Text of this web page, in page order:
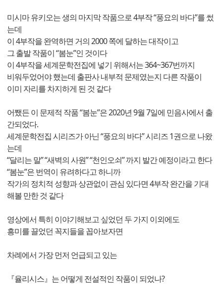
미시마 유키오는 생의 마지막 작품으로 4부작 “풍요의 바다”를 썼
는데
이 4부작을 완역하면 거의 2000 쪽에 달하는 대작이고
그 출발 작품이 “봄눈”인 것이다
이 4부작을 세계문학전집에 넣기 위해서는 364~367번까지
비워두었어야 했는데 출판사 내부적 문제였는지 다른 작품이
이미 자리를 차지하게 된 것 같다
어쨌든 이 문제적 작품 “봄눈”은 2020년 9월 7일에 민음사에서 출
간되었다.
세계문학전집 시리즈가 아닌 “풍요의 바다” 시리즈 1권으로 나왔
는데
“달리는 말” “새벽의 사원” “천인오쇠” 까지 발간 예정이라고 한다
“봄눈”은 번역이 유려하다고 하니까
작가의 정치적 성향과 상관없이 관심 있다면 4부작 완간을 기대
해볼 만한 것 같다
영상에서 특히 이야기해보고 싶었던 두 가지 이외에도
흥미를 끌었던 꼭지들을 꼽아보자면
차례에서 가장 먼저 언급되고 있는
『율리시스』는 어떻게 전설적인 작품이 되었나?